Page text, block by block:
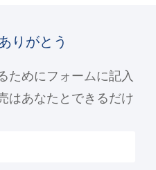
りがとう
ためにフォームに記入
はあなたとできるだけ